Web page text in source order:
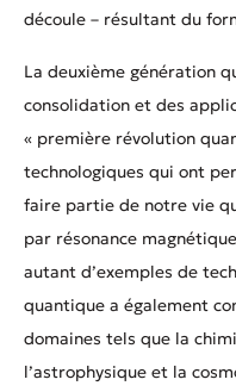
découle – résultant du
La deuxième génération
consolidation et des
« première révolution
technologiques qui ont
faire partie de notre vie
par résonance
autant d’exemples de
quantique a également
domaines tels que la
l’astrophysique et la